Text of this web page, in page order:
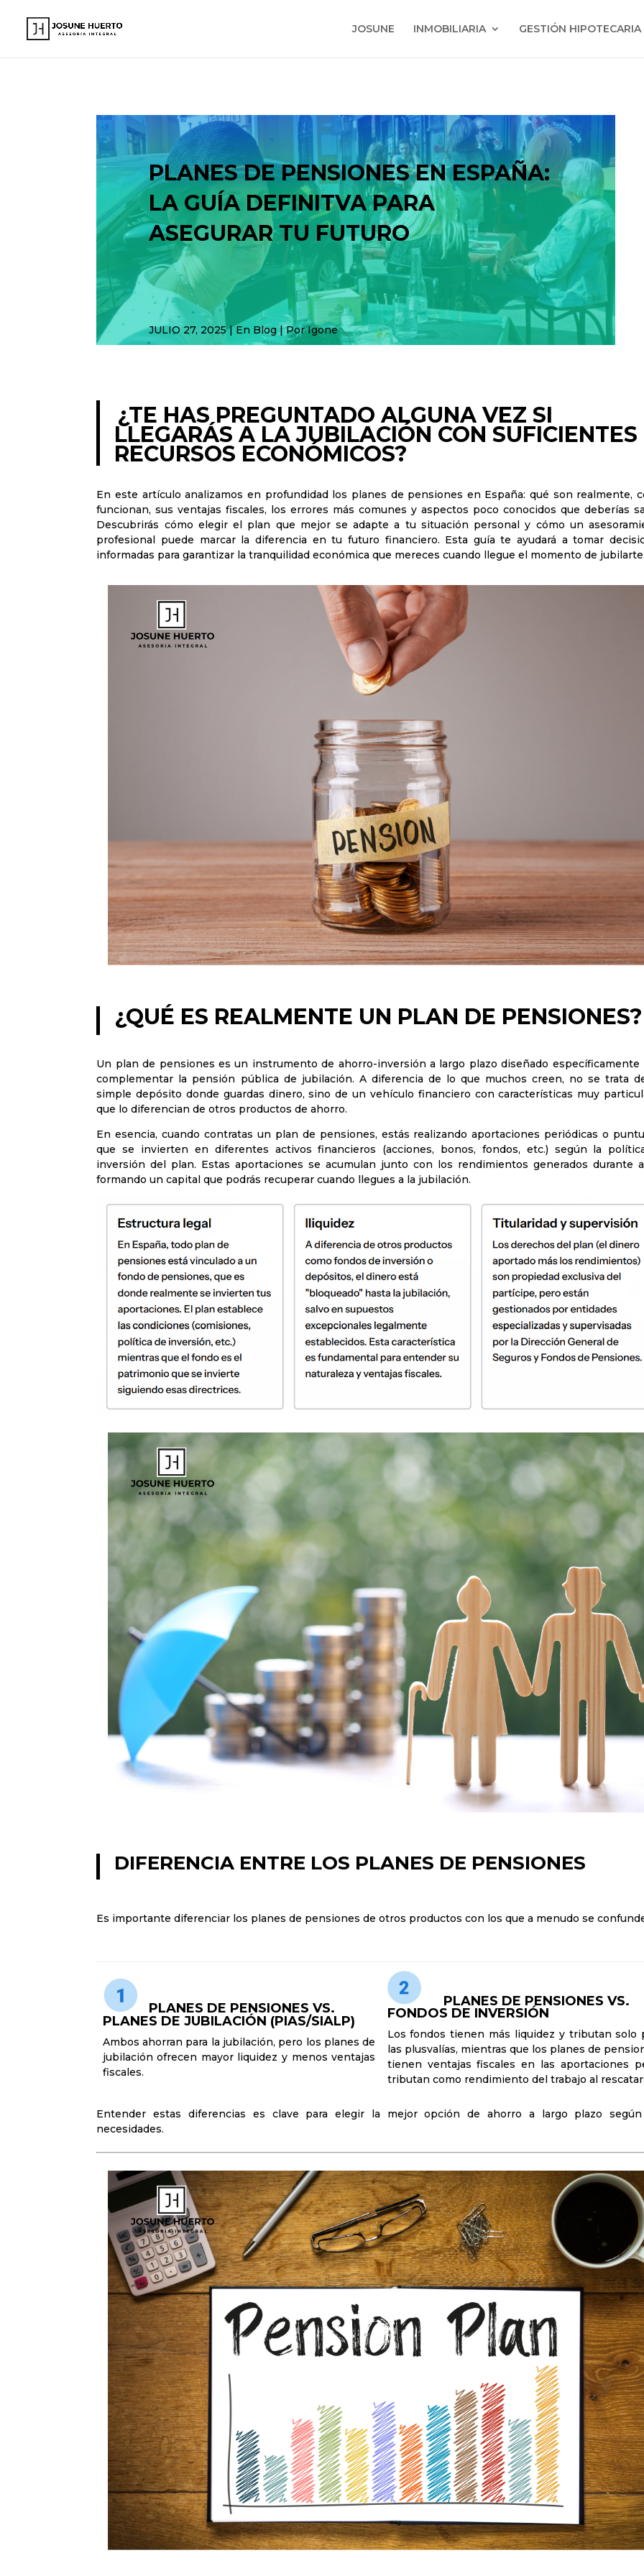
JOSUNE
INMOBILIARIA GESTIÓN HIPOTECARIA
PLANES DE PENSIONES EN ESPAÑA:
LA GUÍA DEFINITVA PARA
ASEGURAR TU FUTURO
JULIO 27, 2025 | En Blog| Por Igone
¿TE HAS PREGUNTADO ALGUNA VEZ SI
LLEGARÁS A LA JUBILACIÓN CON SUFICIENTES
RECURSOS ECONÓMICOS?
En este artículo analizamos en profundidad los planes de pensiones en España: qué son realmente,
funcionan, sus ventajas fiscales, los errores más comunes y aspectos poco conocidos que deberías
Descubrirás cómo elegir el plan que mejor se adapte a tu situación personal y cómo un
profesional puede marcar la diferencia en tu futuro financiero. Esta guía te ayudará a tomar
informadas para garantizar la tranquilidad económica que mereces cuando llegue el momento de
¿QUÉ ES REALMENTE UN PLAN DE PENSIONES?
Un plan de pensiones es un instrumento de ahorro-inversión a largo plazo diseñado específicamente
complementar la pensión pública de jubilación. A diferencia de lo que muchos creen, no se trata
simple depósito donde guardas dinero, sino de un vehículo financiero con características muy
que lo diferencian de otros productos de ahorro.
En esencia, cuando contratas un plan de pensiones, estás realizando aportaciones periódicas o
que se invierten en diferentes activos financieros (acciones, bonos, fondos, etc.) según la
inversión del plan. Estas aportaciones se acumulan junto con los rendimientos generados durante
formando un capital que podrás recuperar cuando llegues a la jubilación.
DIFERENCIA ENTRE LOS PLANES DE PENSIONES
Es importante diferenciar los planes de pensiones de otros productos con los que a menudo se
PLANES DE PENSIONES VS.
PLANES DE JUBILACIÓN (PIAS/SIALP)
Ambos ahorran para la jubilación, pero los planes de
jubilación ofrecen mayor liquidez y menos ventajas
fiscales.
PLANES DE PENSIONES VS.
FONDOS DE INVERSIÓN
Los fondos tienen más liquidez y tributan solo
las plusvalías, mientras que los planes de
tienen ventajas fiscales en las aportaciones
tributan como rendimiento del trabajo al
Entender estas diferencias es clave para elegir la mejor opción de ahorro a largo plazo
necesidades.